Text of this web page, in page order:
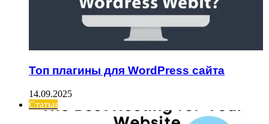
Топ плагины для WordPress сайта
14.09.2025
Статьи